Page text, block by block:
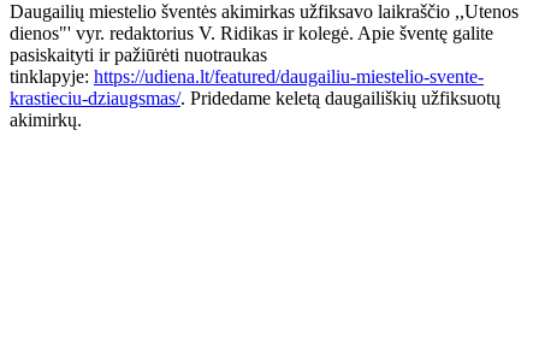
Daugailių miestelio šventės akimirkas užfiksavo laikraščio ,,Utenos
dienos"' vyr. redaktorius V. Ridikas ir kolegė. Apie šventę galite
pasiskaityti ir pažiūrėti nuotraukas
tinklapyje: https://udiena.lt/featured/daugailiu-miestelio-svente-
krastieciu-dziaugsmas/. Pridedame keletą daugailiškių užfiksuotų
akimirkų.